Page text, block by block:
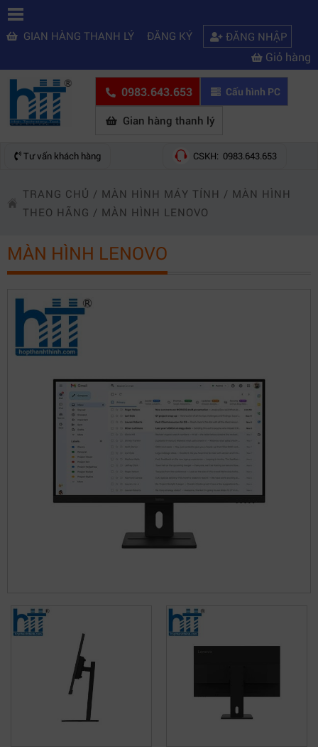
GIAN HÀNG THANH LÝ ĐĂNG KÝ ĐĂNG NHẬP
Giỏ hàng
0983.643.653 Cấu hình PC
Gian hàng thanh lý
Tư vấn khách hàng CSKH: 0983.643.653
TRANG CHỦ / MÀN HÌNH MÁY TÍNH / MÀN HÌNH
THEO HÃNG / MÀN HÌNH LENOVO
MÀN HÌNH LENOVO